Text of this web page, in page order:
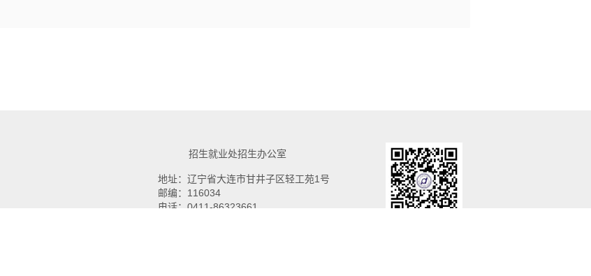
招生就业处招生办公室
地址：辽宁省大连市甘井子区轻工苑1 号
邮编： 116034
电话： 0411-86323661